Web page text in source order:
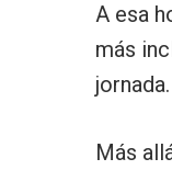
A esa
más
jornada.
Más